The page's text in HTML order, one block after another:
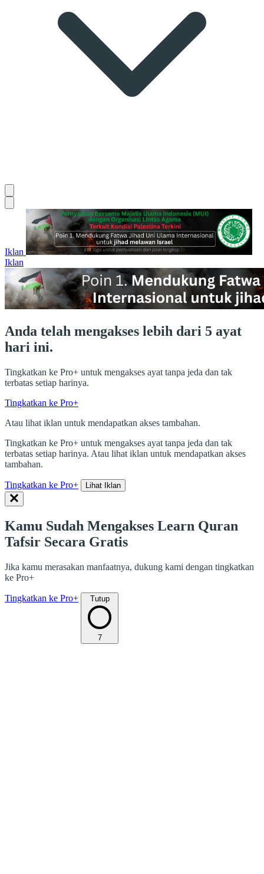
Iklan
Iklan
Anda telah mengakses lebih dari 5 ayat
hari ini.
Tingkatkan ke Pro+ untuk mengakses ayat tanpa jeda dan tak
terbatas setiap harinya.
Tingkatkan ke Pro+
Atau lihat iklan untuk mendapatkan akses tambahan.
Tingkatkan ke Pro+ untuk mengakses ayat tanpa jeda dan tak
terbatas setiap harinya. Atau lihat iklan untuk mendapatkan akses
tambahan.
Tingkatkan ke Pro+ Lihat Iklan
Kamu Sudah Mengakses Learn Quran
Tafsir Secara Gratis
Jika kamu merasakan manfaatnya, dukung kami dengan tingkatkan
ke Pro+
Tingkatkan ke Pro+ Tutup
7